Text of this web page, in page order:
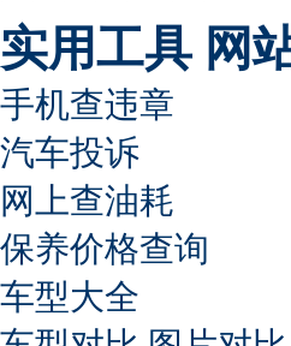
实用工具 网
手机查违章
汽车投诉
网上查油耗
保养价格查询
车型大全